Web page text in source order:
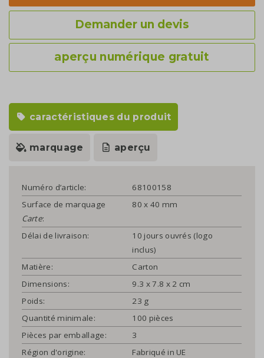
Demander un devis
aperçu numérique gratuit
caractéristiques du produit
marquage aperçu
Numéro d’article:
68100158
Surface de marquage
Carte:
80 x 40 mm
Délai de livraison:
10 jours ouvrés (logo
inclus)
Matière:
Carton
Dimensions:
9.3 x 7.8 x 2 cm
Poids:
23 g
Quantité minimale:
100 pièces
Pièces par emballage:
3
Région d'origine:
Fabriqué in UE